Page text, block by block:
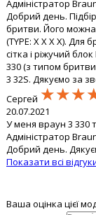
Адміністратор
Добрий день.
бритви. Його можна
(TYPE: X X X X). Для
сітка і ріжучий
330 (з типом бритви
3 32S. Дякуємо за
Сергей
20.07.2021
У меня враун 3 330
Адміністратор
Добрий день.
Показати всі
Ваша оцінка цієї